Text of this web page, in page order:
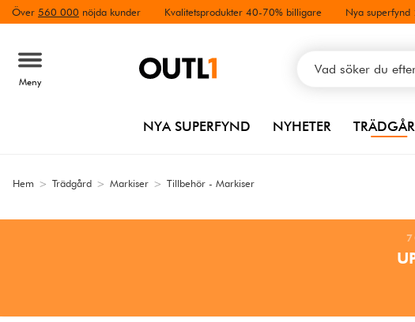
Över 560 000 nöjda kunder Kvalitetsprodukter 40-70% billigare Nya
Meny
NYA SUPERFYND NYHETER
Hem > Trädgård > Markiser > Tillbehör - Markiser